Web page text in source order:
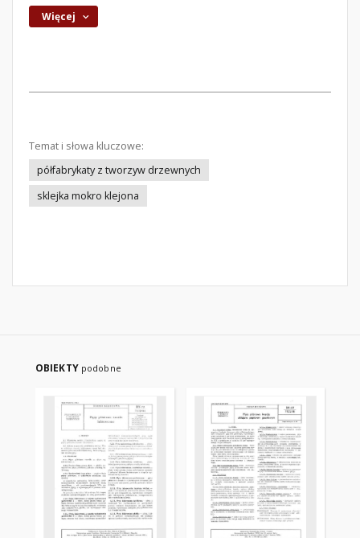
Więcej
Temat i słowa kluczowe:
półfabrykaty z tworzyw drzewnych
sklejka mokro klejona
OBIEKTY podobne